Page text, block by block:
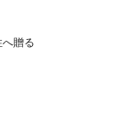
贈る